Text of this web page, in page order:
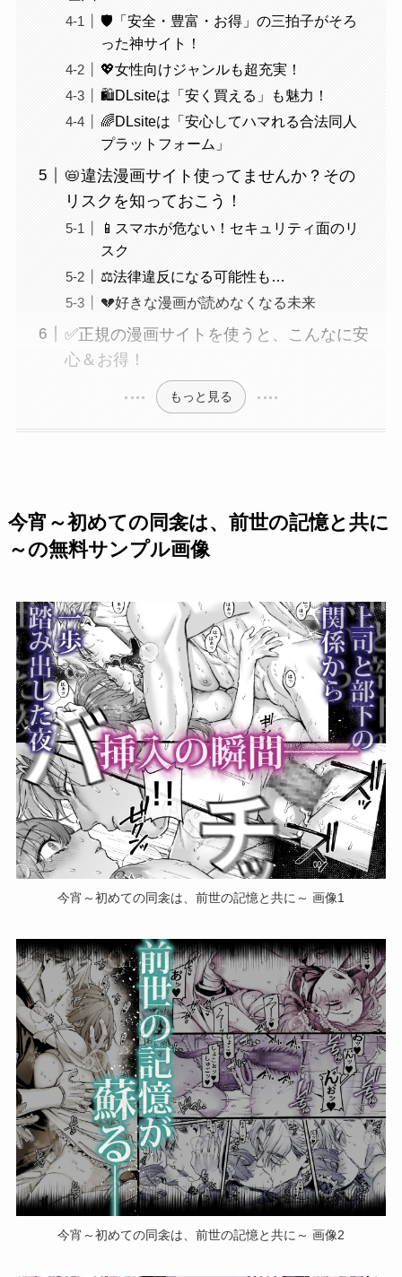
🛡️「安全・豊富・お得」の三拍子がそろ
った神サイト！
💖女性向けジャンルも超充実！
🛍️DLsiteは「安く買える」も魅力！
🌈DLsiteは「安心してハマれる合法同人
プラットフォーム」
📛違法漫画サイト使ってませんか？その
リスクを知っておこう！
📱スマホが危ない！セキュリティ面のリ
スク
⚖️法律違反になる可能性も…
💔好きな漫画が読めなくなる未来
✅正規の漫画サイトを使うと、こんなに安
心＆お得！
もっと見る
今宵～初めての同衾は、前世の記憶と共に
～の無料サンプル画像
今宵～初めての同衾は、前世の記憶と共に～ 画像1
今宵～初めての同衾は、前世の記憶と共に～ 画像2